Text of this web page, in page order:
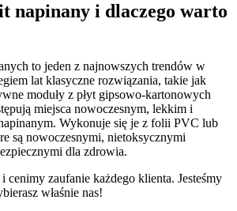
napinany i dlaczego warto
to jeden z najnowszych trendów w
lat klasyczne rozwiązania, takie jak
moduły z płyt gipsowo-kartonowych
miejsca nowoczesnym, lekkim i
Wykonuje się je z folii PVC lub
są nowoczesnymi, nietoksycznymi
dla zdrowia.
cenimy zaufanie każdego klienta. Jesteśmy
właśnie nas!